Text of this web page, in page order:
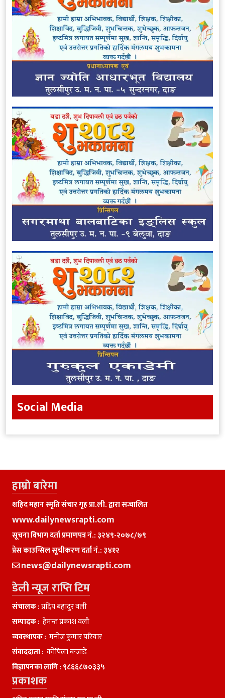
Social Media
हाम्राे बारेमा
शहिद महान स्मृति संचार गृह प्रा.ली. द्वारा सन्चालित
www.dailynewsrapti.com
सूचना विभाग दर्ता प्रमाणपत्र नं.: ३२४९-२०७८/७९
प्रेस काउन्सिल सूचीकरण दर्ता नं.: ३४१२
news@dailynewsrapti.com
डेली न्यूज राप्ति टिम
संचालक :प्रदिप बहादुर वली
सम्पादक : हेमन्त प्रकाश वली
व्यवस्थापक : मनाेज कुमार परियार
संवाददाता : काेपिला बन्जाडे
विज्ञापनका लागि : ९८६६८७०३३५
प्रकाशक